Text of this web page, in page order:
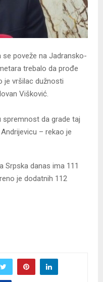
se poveže na Јadransko-
trebalo da prođe
je vršilac dužnosti
Višković.
spremnost da grade taj
– rekao je
Srpska danas ima 111
je dodatnih 112